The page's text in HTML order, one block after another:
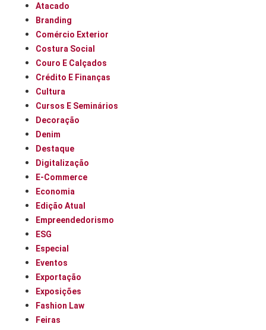
Atacado
Branding
Comércio Exterior
Costura Social
Couro E Calçados
Crédito E Finanças
Cultura
Cursos E Seminários
Decoração
Denim
Destaque
Digitalização
E-Commerce
Economia
Edição Atual
Empreendedorismo
ESG
Especial
Eventos
Exportação
Exposições
Fashion Law
Feiras